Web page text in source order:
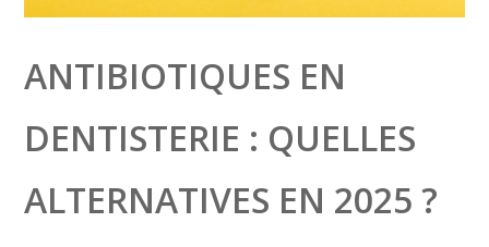
ANTIBIOTIQUES EN
DENTISTERIE : QUELLES
ALTERNATIVES EN 2025 ?